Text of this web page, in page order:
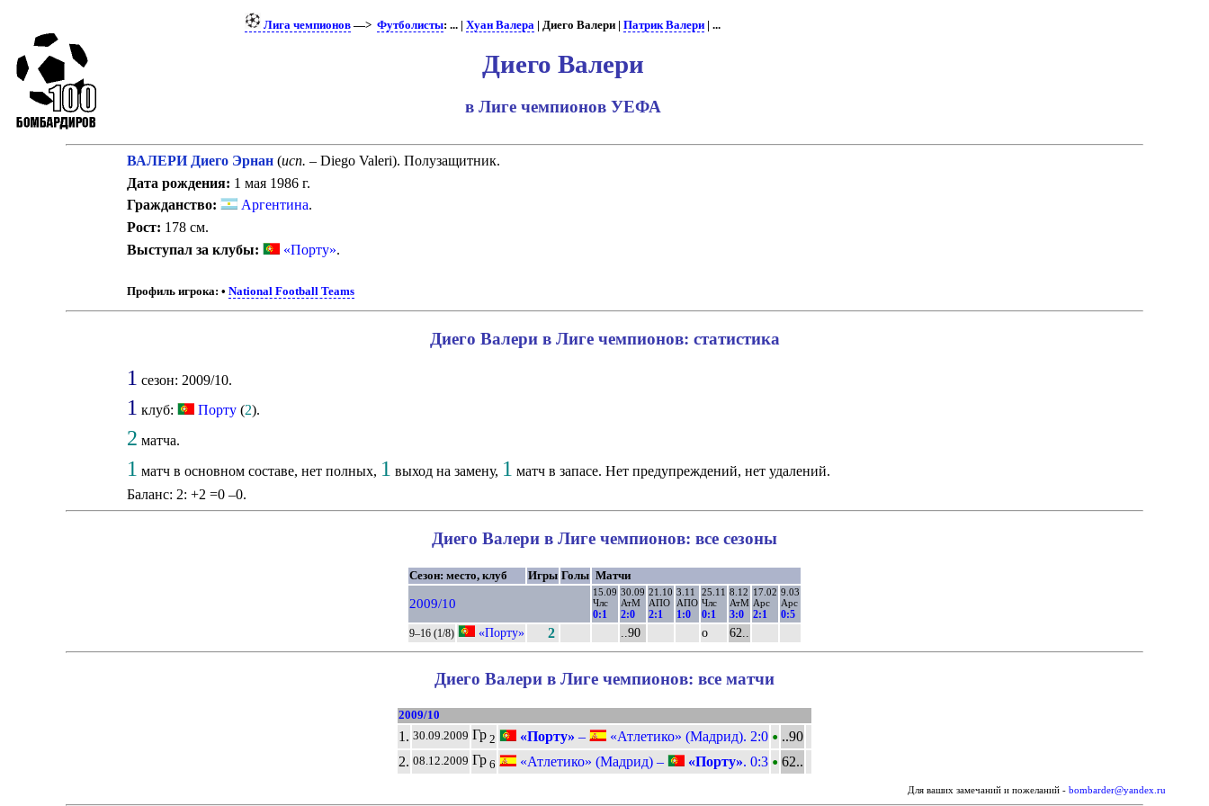
Лига чемпионов —>Футболисты: ... |Хуан Валера | Диего Валери |Патрик Валери | ...
Диего Валери
в Лиге чемпионов УЕФА
ВАЛЕРИ Диего Эрнан(исп. – Diego Valeri). Полузащитник.
Дата рождения: 1 мая 1986 г.
Гражданство:
Аргентина.
Рост: 178 см.
Выступал за клубы:
«Порту».
Профиль игрока: • National Football Teams
Диего Валери в Лиге чемпионов: статистика
1 сезон: 2009/10.
1 клуб: Порту(2).
2 матча.
1 матч в основном составе, нет полных, 1 выход на замену, 1 матч в запасе. Нет предупреждений, нет удалений.
Баланс: 2: +2 =0 –0.
Диего Валери в Лиге чемпионов: все сезоны
Сезон: место, клуб Игры Голы Матчи
2009/10
15.09
Члс
0:1
30.09
АтМ
2:0
21.10
АПО
2:1
3.11
АПО
1:0
25.11
Члс
0:1
8.12
АтМ
3:0
17.02
Арс
2:1
9.03
Арс
0:5
9–16 (1/8) «Порту» 2 ..90 о 62..
Диего Валери в Лиге чемпионов: все матчи
2009/10
1. 30.09.2009 Гр 2 «Порту» – «Атлетико» (Мадрид). 2:0 • ..90
2. 08.12.2009 Гр 6 «Атлетико» (Мадрид) – «Порту». 0:3 • 62..
Для ваших замечаний и пожеланий - bombarder@yandex.ru